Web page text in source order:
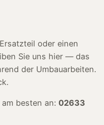
oder einen
Sie uns hier — das
der Umbauarbeiten.
besten an: 02633